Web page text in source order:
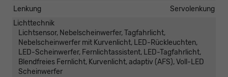
Lenkung
Servolenkung
Lichttechnik
Lichtsensor, Nebelscheinwerfer, Tagfahrlicht,
Nebelscheinwerfer mit Kurvenlicht, LED-Rückleuchten,
LED-Scheinwerfer, Fernlichtassistent, LED-Tagfahrlicht,
Blendfreies Fernlicht, Kurvenlicht, adaptiv (AFS), Voll-LED
Scheinwerfer